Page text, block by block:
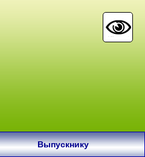
Выпускнику